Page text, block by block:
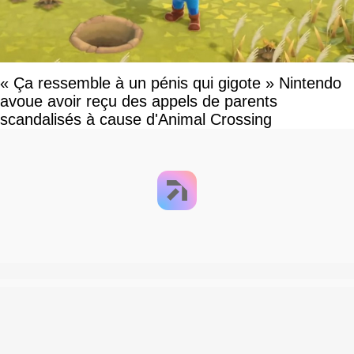
« Ça ressemble à un pénis qui gigote » Nintendo
avoue avoir reçu des appels de parents
scandalisés à cause d'Animal Crossing